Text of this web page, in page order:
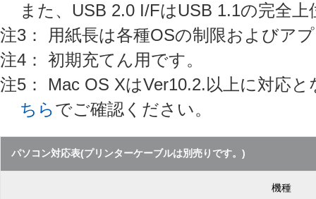
また、USB 2.0 I/FはUSB 1.1の完全
注3： 用紙長は各種OSの制限およびア
注4： 初期充てん用です。
注5： Mac OS XはVer10.2.以上に対応
ちらでご確認ください。
パソコン対応表(プリンターケーブルは別売りです。)
機種